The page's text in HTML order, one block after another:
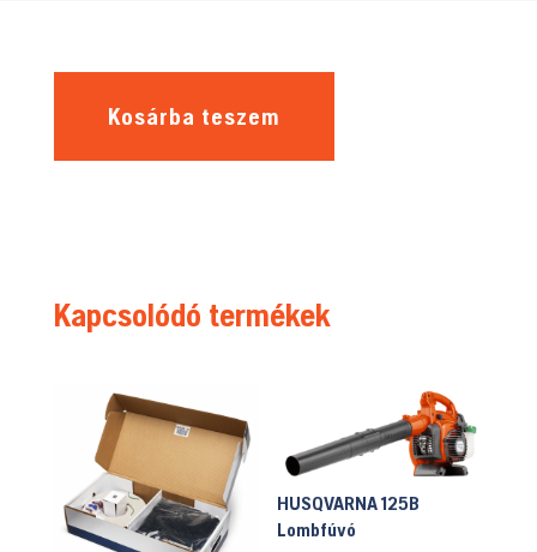
Kosárba teszem
Kapcsolódó termékek
HUSQVARNA 125B
Lombfúvó